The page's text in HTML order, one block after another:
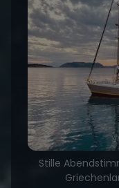
Stille